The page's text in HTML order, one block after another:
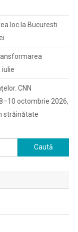
loc la Bucuresti
iulie
CNN
octombrie 2026,
străinătate
Caută
după: